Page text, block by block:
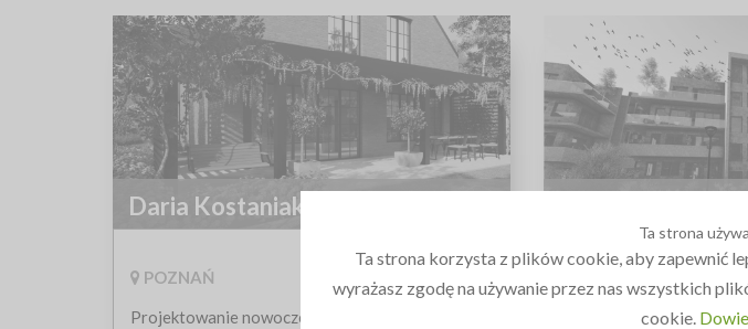
Daria Kostaniak Architekt
POZNAŃ
Projektowanie nowoczesnych ogrodów, z
Patryk Gniedziejko -
Ta strona
Ta strona korzysta z plików cookie, aby zapewnić
wyrażasz zgodę na używanie przez nas wszystkich
cookie.